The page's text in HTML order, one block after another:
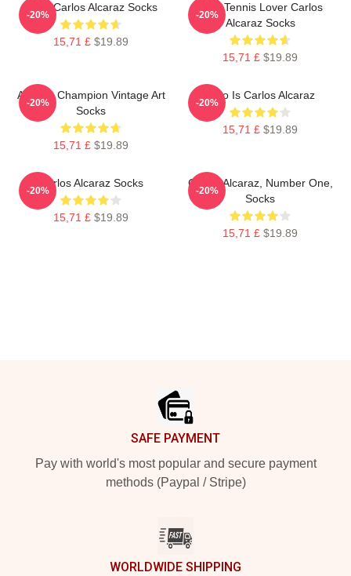
Tenis Carlos Alcaraz Socks
15,71 £ $19.89
-20%
Girls Tennis Lover Carlos
Alcaraz Socks
15,71 £ $19.89
-20%
Alcaraz Champion Vintage Art
Socks
15,71 £ $19.89
-20%
Who Is Carlos Alcaraz
15,71 £ $19.89
-20%
Carlos Alcaraz Socks
15,71 £ $19.89
-20%
Carlos Alcaraz, Number One,
Socks
15,71 £ $19.89
-20%
SAFE PAYMENT
Pay with world's most popular and secure payment
methods (Paypal / Stripe)
WORLDWIDE SHIPPING